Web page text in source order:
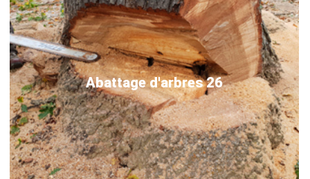
Abattage d'arbres 26